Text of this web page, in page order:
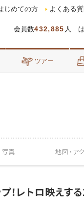
会員数432,885 人
じめての方 よくある
ツアー
写真 地図・ ア
！レトロ映えす